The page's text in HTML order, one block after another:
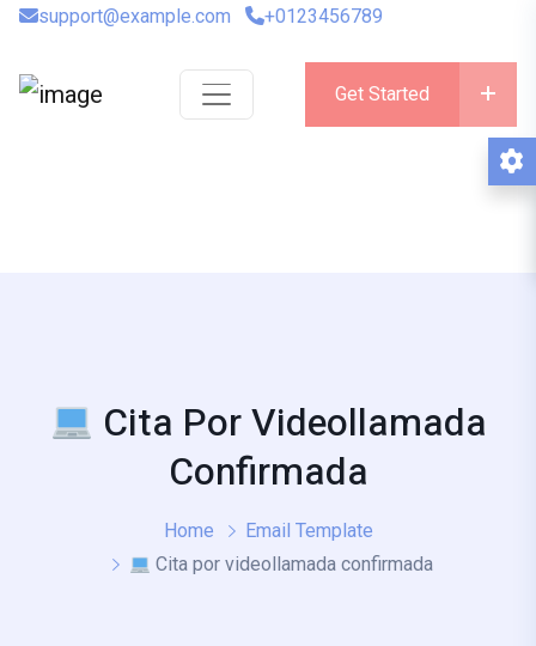
support@example.com +0123456789
Get Started
Cita Por Videollamada
Confirmada
Home
Email Template
Cita por videollamada confirmada